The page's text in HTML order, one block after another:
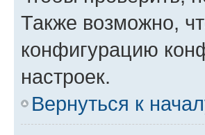
Также возможно,
конфигурацию
настроек.
Вернуться к